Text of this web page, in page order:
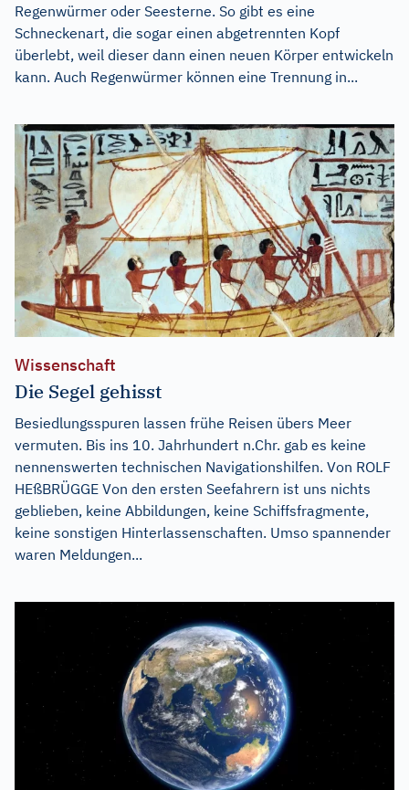
Regenwürmer oder Seesterne. So gibt es eine
Schneckenart, die sogar einen abgetrennten Kopf
überlebt, weil dieser dann einen neuen Körper entwickeln
kann. Auch Regenwürmer können eine Trennung in...
Wissenschaft
Die Segel gehisst
Besiedlungsspuren lassen frühe Reisen übers Meer
vermuten. Bis ins 10. Jahrhundert n.Chr. gab es keine
nennenswerten technischen Navigationshilfen. Von ROLF
HEßBRÜGGE Von den ersten Seefahrern ist uns nichts
geblieben, keine Abbildungen, keine Schiffsfragmente,
keine sonstigen Hinterlassenschaften. Umso spannender
waren Meldungen...